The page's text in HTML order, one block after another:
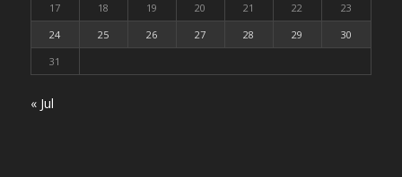
17
18 19 20 21 22
23
24
25 26 27 28 29
30
31
« Jul